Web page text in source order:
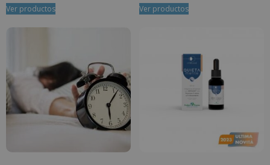
Ver productos Ver productos